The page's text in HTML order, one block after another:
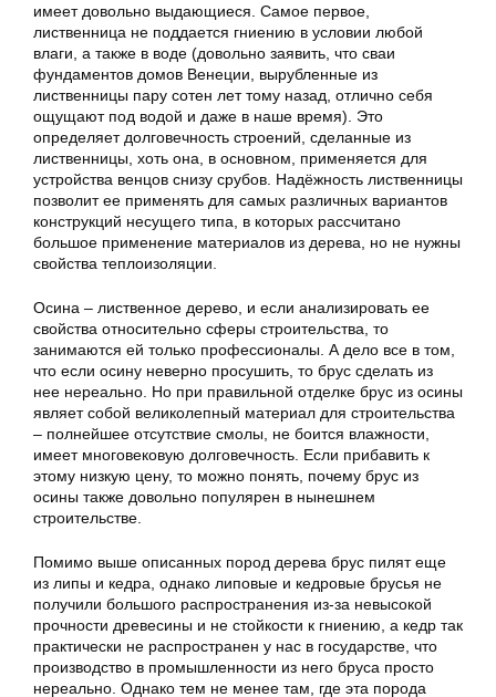
имеет довольно выдающиеся. Самое первое,
лиственница не поддается гниению в условии любой
влаги, а также в воде (довольно заявить, что сваи
фундаментов домов Венеции, вырубленные из
лиственницы пару сотен лет тому назад, отлично себя
ощущают под водой и даже в наше время). Это
определяет долговечность строений, сделанные из
лиственницы, хоть она, в основном, применяется для
устройства венцов снизу срубов. Надёжность лиственницы
позволит ее применять для самых различных вариантов
конструкций несущего типа, в которых рассчитано
большое применение материалов из дерева, но не нужны
свойства теплоизоляции.
Осина – лиственное дерево, и если анализировать ее
свойства относительно сферы строительства, то
занимаются ей только профессионалы. А дело все в том,
что если осину неверно просушить, то брус сделать из
нее нереально. Но при правильной отделке брус из осины
являет собой великолепный материал для строительства
– полнейшее отсутствие смолы, не боится влажности,
имеет многовековую долговечность. Если прибавить к
этому низкую цену, то можно понять, почему брус из
осины также довольно популярен в нынешнем
строительстве.
Помимо выше описанных пород дерева брус пилят еще
из липы и кедра, однако липовые и кедровые брусья не
получили большого распространения из-за невысокой
прочности древесины и не стойкости к гниению, а кедр так
практически не распространен у нас в государстве, что
производство в промышленности из него бруса просто
нереально. Однако тем не менее там, где эта порода